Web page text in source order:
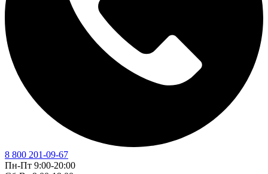
8 800 201-09-67
Пн-Пт 9:00-20:00